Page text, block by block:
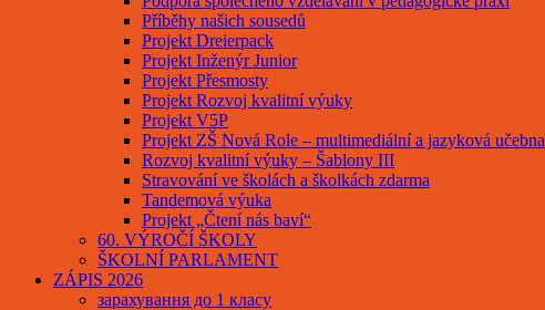
Příběhy našich sousedů
Projekt Dreierpack
Projekt Inženýr Junior
Projekt Přesmosty
Projekt Rozvoj kvalitní výuky
Projekt V5P
Projekt ZŠ Nová Role – multimediální a jazyková učebna
Rozvoj kvalitní výuky – Šablony III
Stravování ve školách a školkách zdarma
Tandemová výuka
Projekt „Čtení nás baví“
60. VÝROČÍ ŠKOLY
ŠKOLNÍ PARLAMENT
ZÁPIS 2026
зарахування до 1 класу